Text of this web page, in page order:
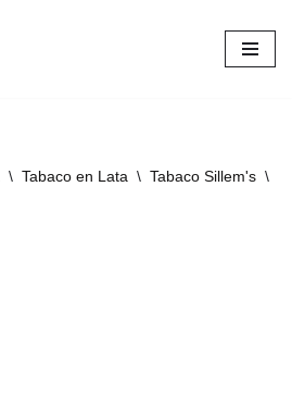
\ Tabaco en Lata \ Tabaco Sillem's \